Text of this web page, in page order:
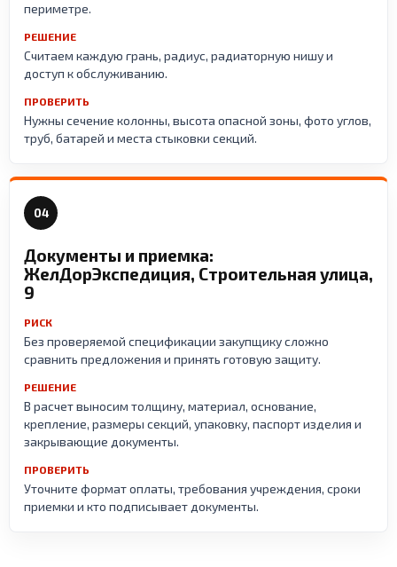
периметре.
РЕШЕНИЕ
Считаем каждую грань, радиус, радиаторную нишу и
доступ к обслуживанию.
ПРОВЕРИТЬ
Нужны сечение колонны, высота опасной зоны, фото углов,
труб, батарей и места стыковки секций.
04
Документы и приемка:
ЖелДорЭкспедиция, Строительная улица,
9
РИСК
Без проверяемой спецификации закупщику сложно
сравнить предложения и принять готовую защиту.
РЕШЕНИЕ
В расчет выносим толщину, материал, основание,
крепление, размеры секций, упаковку, паспорт изделия и
закрывающие документы.
ПРОВЕРИТЬ
Уточните формат оплаты, требования учреждения, сроки
приемки и кто подписывает документы.